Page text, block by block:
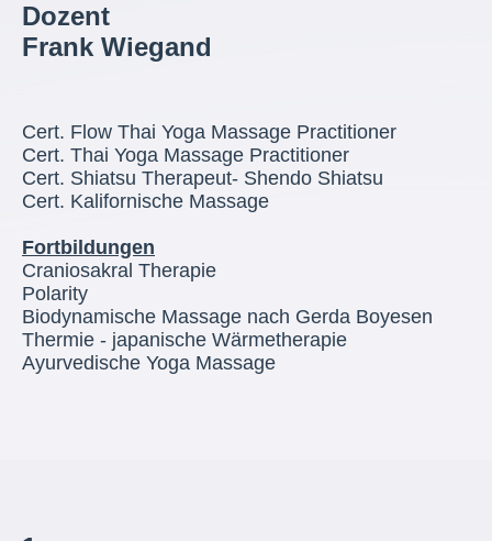
Dozent
Frank Wiegand
Cert. Flow Thai Yoga Massage Practitioner
Cert. Thai Yoga Massage Practitioner
Cert. Shiatsu Therapeut- Shendo Shiatsu
Cert. Kalifornische Massage
Fortbildungen
Craniosakral Therapie
Polarity
Biodynamische Massage nach Gerda Boyesen
Thermie - japanische Wärmetherapie
Ayurvedische Yoga Massage